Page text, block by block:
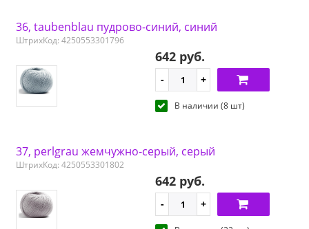
36, taubenblau пудрово-синий, синий
ШтрихКод: 4250553301796
642 руб.
В наличии (8 шт)
37, perlgrau жемчужно-серый, серый
ШтрихКод: 4250553301802
642 руб.